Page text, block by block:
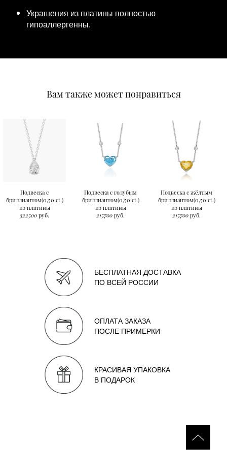
Украшения из платины полностью
гипоаллергенны.
Вам также может понравиться
Подвеска с
бриллиантом(0,50 ct.)
из платины
322500 руб.
Подвеска с голубым
бриллиантом(0,50 ct.)
из платины
215700 руб.
Подвеска с жёлтым
бриллиантом(0,50 ct.)
из платины
215700 руб.
БЕСПЛАТНАЯ ДОСТАВКА
ПО ВСЕЙ РОССИИ
ОПЛАТА ЗАКАЗА
ПОСЛЕ ПРИМЕРКИ
КРАСИВАЯ УПАКОВКА
В ПОДАРОК